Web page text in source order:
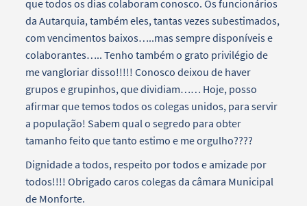
que todos os dias colaboram conosco. Os funcionários
da Autarquia, também eles, tantas vezes subestimados,
com vencimentos baixos…..mas sempre disponíveis e
colaborantes….. Tenho também o grato privilégio de
me vangloriar disso!!!!! Conosco deixou de haver
grupos e grupinhos, que dividiam…… Hoje, posso
afirmar que temos todos os colegas unidos, para servir
a população! Sabem qual o segredo para obter
tamanho feito que tanto estimo e me orgulho????
Dignidade a todos, respeito por todos e amizade por
todos!!!! Obrigado caros colegas da câmara Municipal
de Monforte.